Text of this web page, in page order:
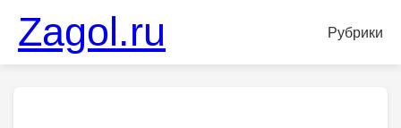
Zagol.ru Рубрики